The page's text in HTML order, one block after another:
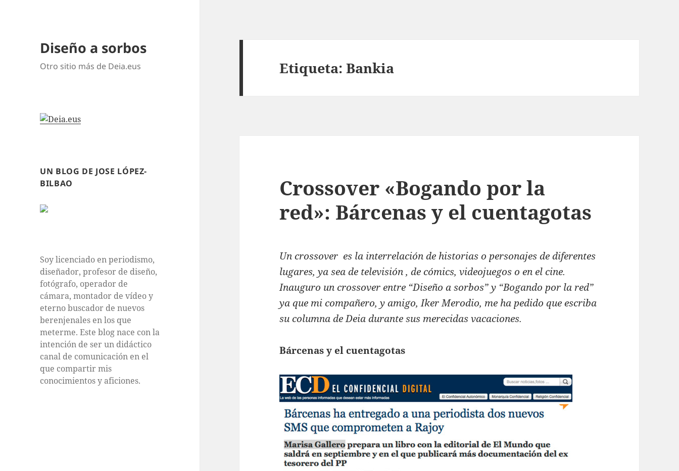
Diseño a sorbos
Otro sitio más de Deia.eus
UN BLOG DE JOSE LÓPEZ-
BILBAO
Soy licenciado en periodismo,
diseñador, profesor de diseño,
fotógrafo, operador de
cámara, montador de vídeo y
eterno buscador de nuevos
berenjenales en los que
meterme. Este blog nace con la
intención de ser un didáctico
canal de comunicación en el
que compartir mis
conocimientos y aficiones.
Etiqueta:Bankia
Crossover «Bogando por la
red»: Bárcenas y el cuentagotas
Un crossover es la interrelación de historias o personajes de diferentes
lugares, ya sea de televisión , de cómics, videojuegos o en el cine.
Inauguro un crossover entre “Diseño a sorbos” y “Bogando por la red”
ya que mi compañero, y amigo, Iker Merodio, me ha pedido que escriba
su columna de Deia durante sus merecidas vacaciones.
Bárcenas y el cuentagotas